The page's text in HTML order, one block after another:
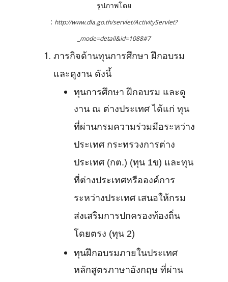
รูปภาพโดย
: http://www.dla.go.th/servlet/ActivityServlet?
_mode=detail&id=1088#7
ภารกิจด้านทุนการศึกษา ฝึกอบรม
และดูงาน ดังนี้
ทุนการศึกษา ฝึกอบรม และดู
งาน ณ ต่างประเทศ ได้แก่ ทุน
ที่ผ่านกรมความร่วมมือระหว่าง
ประเทศ กระทรวงการต่าง
ประเทศ (กต.) (ทุน 1ข) และทุน
ที่ต่างประเทศหรือองค์การ
ระหว่างประเทศ เสนอให้กรม
ส่งเสริมการปกครองท้องถิ่น
โดยตรง (ทุน 2)
ทุนฝึกอบรมภายในประเทศ
หลักสูตรภาษาอังกฤษ ที่ผ่าน